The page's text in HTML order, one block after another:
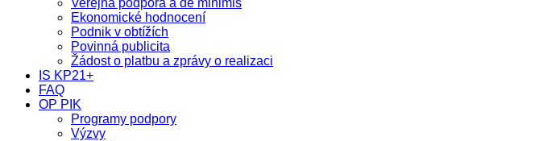
Veřejná podpora a de minimis
Ekonomické hodnocení
Podnik v obtížích
Povinná publicita
Žádost o platbu a zprávy o realizaci
IS KP21+
FAQ
OP PIK
Programy podpory
Výzvy